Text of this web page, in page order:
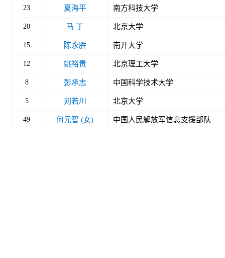
23 夏海平 南方科技大学
20 马 丁 北京大学
15 陈永胜 南开大学
12 姚裕贵 北京理工大学
8 彭承志 中国科学技术大学
5 刘若川 北京大学
49 何元智 (女) 中国人民解放军信息支援部队